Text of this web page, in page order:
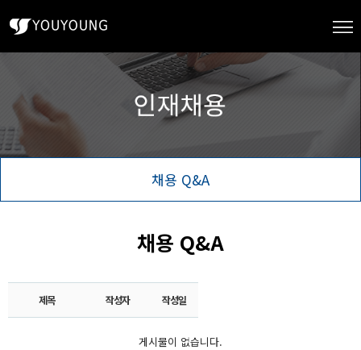
채용 Q&A
채용 Q&A
제목 작성자 작성일
게시물이 없습니다.